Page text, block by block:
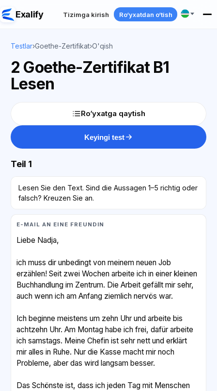
Exalify Tizimga kirish Ro‘yxatdan o‘tish
Testlar›Goethe-Zertifikat›O'qish
2 Goethe-Zertifikat B1
Lesen
Ro‘yxatga qaytish
Keyingi test
Teil 1
Lesen Sie den Text. Sind die Aussagen 1–5 richtig oder
falsch? Kreuzen Sie an.
E-MAIL AN EINE FREUNDIN
Liebe Nadja,
ich muss dir unbedingt von meinem neuen Job
erzählen! Seit zwei Wochen arbeite ich in einer kleinen
Buchhandlung im Zentrum. Die Arbeit gefällt mir sehr,
auch wenn ich am Anfang ziemlich nervös war.
Ich beginne meistens um zehn Uhr und arbeite bis
achtzehn Uhr. Am Montag habe ich frei, dafür arbeite
ich samstags. Meine Chefin ist sehr nett und erklärt
mir alles in Ruhe. Nur die Kasse macht mir noch
Probleme, aber das wird langsam besser.
Das Schönste ist, dass ich jeden Tag mit Menschen